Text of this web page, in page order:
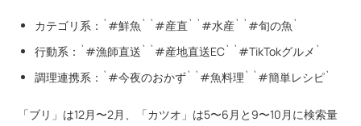
カテゴリ系：`#鮮魚` `#産直` `#水産` `#旬の魚`
行動系：`#漁師直送` `#産地直送EC` `#TikTokグルメ`
調理連携系：`#今夜のおかず` `#魚料理` `#簡単レシピ`
「ブリ」は12月〜2月、「カツオ」は5〜6月と9〜10月に検索量